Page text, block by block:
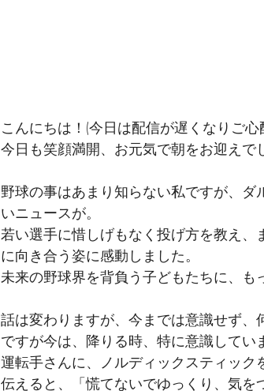
こんにちは！(今日は配信が遅くなりご
今日も笑顔満開、お元気で朝をお迎えで
野球の事はあまり知らない私ですが、
いニュースが。
若い選手に惜しげもなく投げ方を教え
に向き合う姿に感動しました。
未来の野球界を背負う子どもたちに、も
話は変わりますが、今までは意識せず、
ですが今は、降りる時、特に意識してい
運転手さんに、ノルディックスティッ
伝えると、「慌てないでゆっくり、気